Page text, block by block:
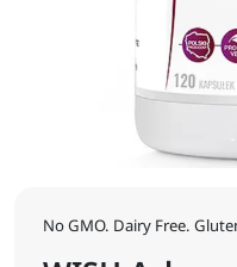
No GMO. Dairy Free.